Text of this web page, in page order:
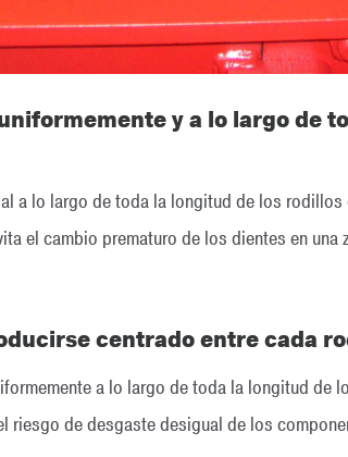
y a lo largo de
a lo largo de toda la longitud de los
el cambio prematuro de los dientes en
centrado entre cada
a lo largo de toda la longitud
riesgo de desgaste desigual de los